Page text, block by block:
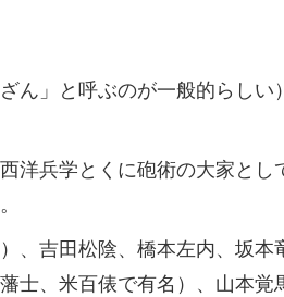
」と呼ぶのが一般的らしい
洋兵学とくに砲術の大家とし
、吉田松陰、橋本左内、坂本
士、米百俵で有名）、山本覚